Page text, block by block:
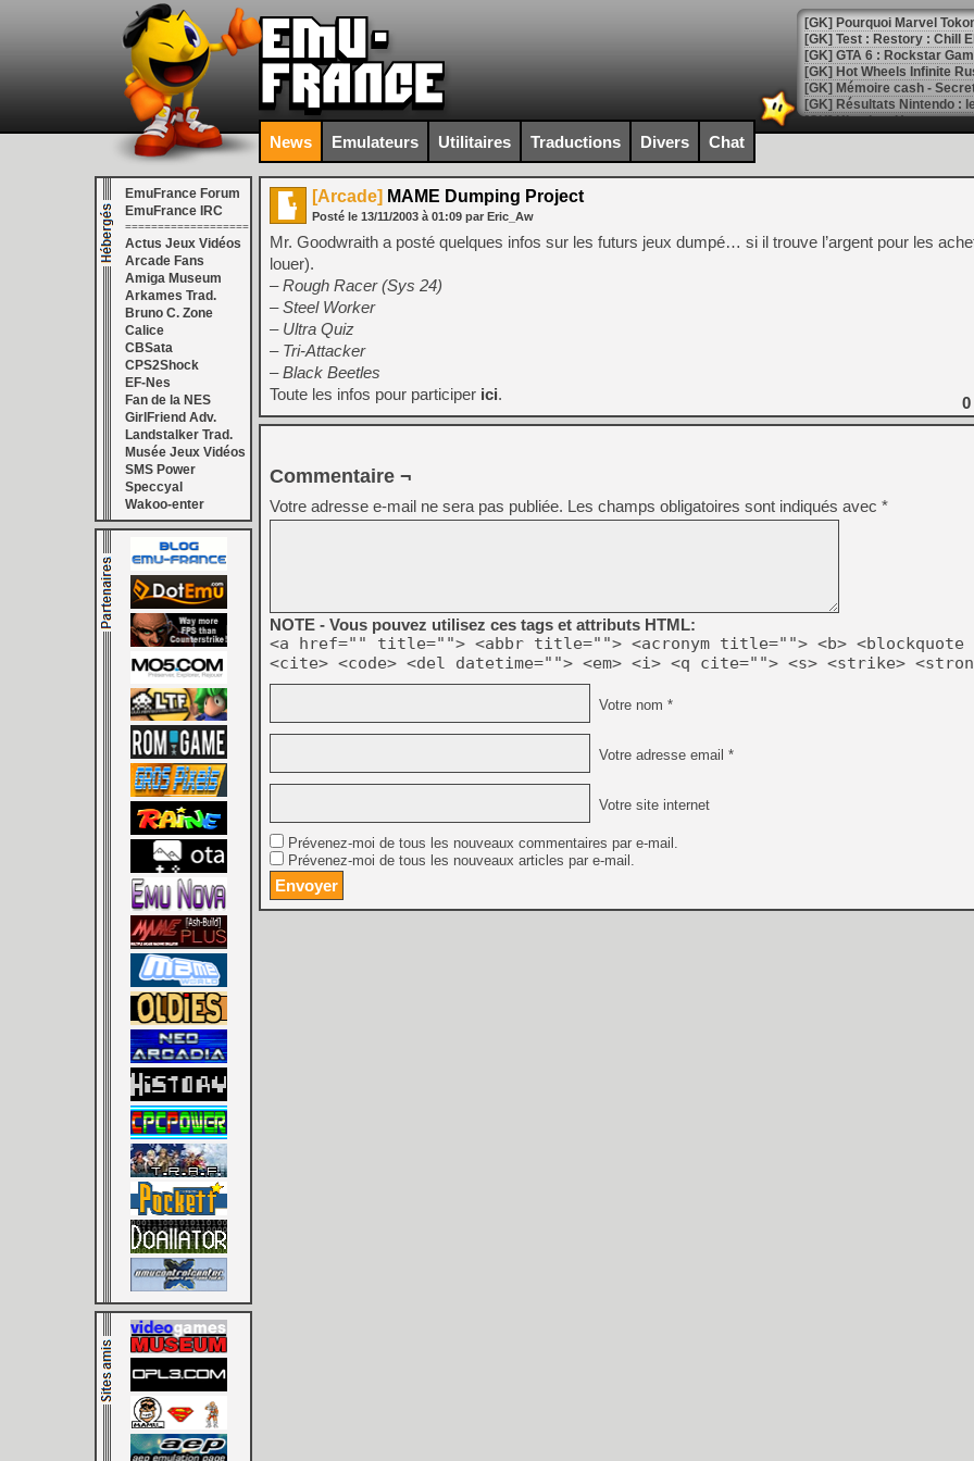
[GK] Pourquoi Marvel
[GK] Test : Restory : Chill
[GK] GTA 6 : Rockstar
[GK] Hot Wheels Infinite
[GK] Mémoire cash -
[GK] Résultats Nintendo :
[GK] Déjà des
[Mo5] Brickboy cherche à
[GK] Minecraft et ses «
[GK] Beast of
[GK] Ubisoft : fin de partie
[GK] Mémoire cash -
[GK] Dan Houser (GTA)
[GK] Comment EA Sports
[GK] Crimson Moon : un
[GK] Isle of Reveries : le
[GK] Moonlighter 2 : The
[GK] Capcom relance
[Mo5] Deux inédits du
[GK] Le beat'em up The
[GK] Endless Legend 2 :
[LS] [PS5] Le WebKit
[GK] Oubliez Crazy Taxi,
[LS] [Switch] NSZ 5.0.0
[GK] No More Room in
[GK] Un chatbot Atelier
[GK] Mémoire cash -
[GK] Nvidia : le prix des
[GK] Suikoden Star Leap
[Mo5] La mini borne
News Emulateurs Utilitaires Traductions Divers Chat
EmuFrance Forum
EmuFrance IRC
===================
Actus Jeux Vidéos
Arcade Fans
Amiga Museum
Arkames Trad.
Bruno C. Zone
Calice
CBSata
CPS2Shock
EF-Nes
Fan de la NES
GirlFriend Adv.
Landstalker Trad.
Musée Jeux Vidéos
SMS Power
Speccyal
Wakoo-enter
[Arcade] MAME Dumping Project
Posté le 13/11/2003 à 01:09 par Eric_Aw
Mr. Goodwraith a posté quelques infos sur les futurs jeux dumpé… si il trouve l’argent pour les
louer).
– Rough Racer (Sys 24)
– Steel Worker
– Ultra Quiz
– Tri-Attacker
– Black Beetles
Toute les infos pour participer ici. 0
Commentaire ¬
Votre adresse e-mail ne sera pas publiée. Les champs obligatoires sont indiqués avec *
NOTE - Vous pouvez utilisez ces tags et attributs HTML:
<a href="" title=""> <abbr title=""> <acronym title=""> <b> <blockquote
<cite> <code> <del datetime=""> <em> <i> <q cite=""> <s> <strike>
Votre nom *
Votre adresse email *
Votre site internet
Prévenez-moi de tous les nouveaux commentaires par e-mail.
Prévenez-moi de tous les nouveaux articles par e-mail.